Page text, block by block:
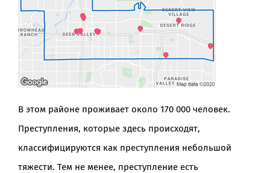
В этом районе проживает около 170 000 человек.
Преступления, которые здесь происходят,
классифицируются как преступления небольшой
тяжести. Тем не менее, преступление есть